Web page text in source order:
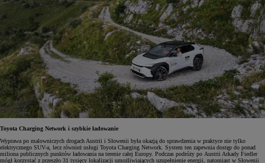
Toyota Charging Network i szybkie ładowanie
Wyprawa po malowniczych drogach Austrii i Słowenii była okazją do sprawdzenia w praktyce nie tylko
elektrycznego SUV-a, lecz również usługi Toyota Charging Network. System ten zapewnia dostęp do ponad
miliona publicznych punktów ładowania na terenie całej Europy. Podczas podróży po Austrii Arkady Fiedler
mógł korzystać z przeszło 31 tysięcy lokalizacji umożliwiających uzupełnienie energii, natomiast w Słowenii